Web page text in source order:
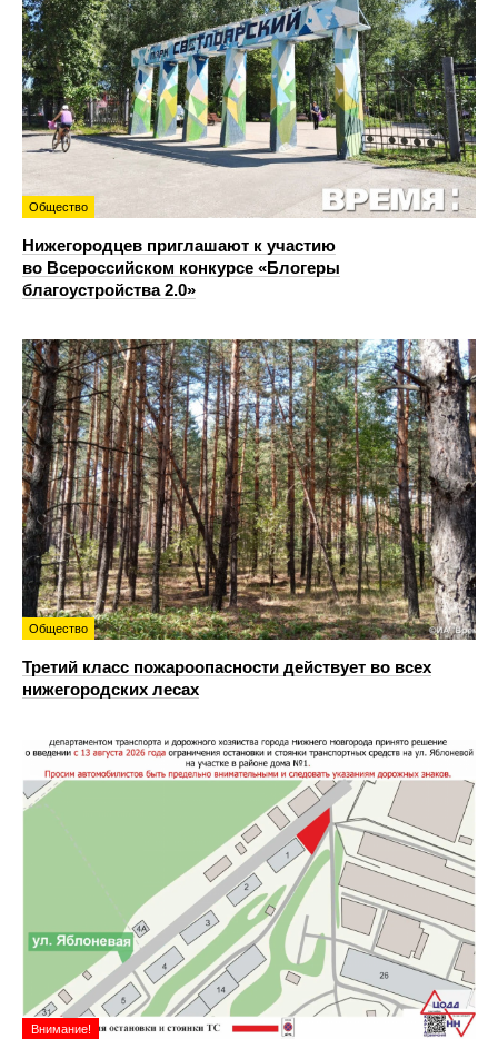
Общество
Нижегородцев приглашают к участию
во Всероссийском конкурсе «Блогеры
благоустройства 2.0»
Общество
Третий класс пожароопасности действует во всех
нижегородских лесах
Внимание!